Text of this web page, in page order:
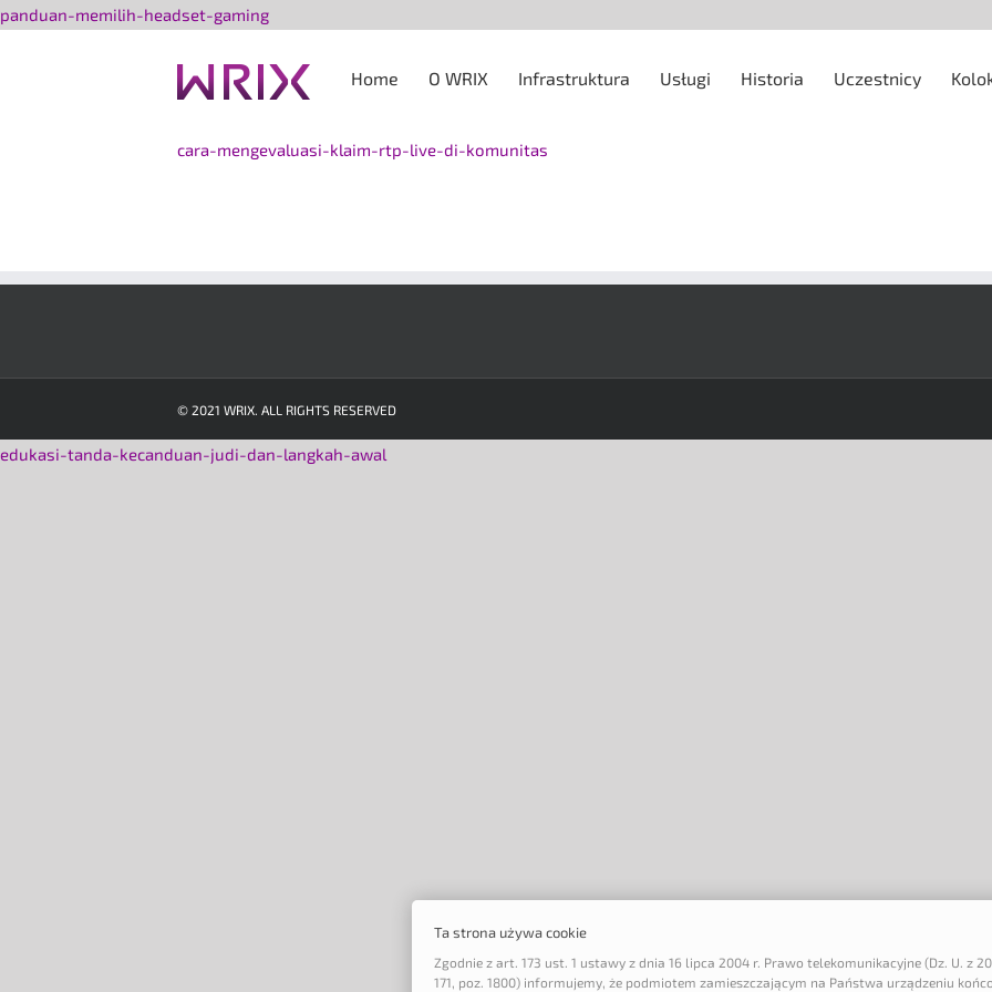
panduan-memilih-headset-gamingPrzejdź
zawartości Home O WRIX Infrastruktura Usługi Historia Uczestnicy
cara-mengevaluasi-klaim-rtp-live-di-komunitas
© 2021 WRIX. ALL RIGHTS RESERVED
edukasi-tanda-kecanduan-judi-dan-langkah-awal
Ta strona używa cookie
Zgodnie z art. 173 ust. 1 ustawy z dnia 16 lipca 2004 r. Prawo telekomunikacyjne (Dz. U. z
171, poz. 1800) informujemy, że podmiotem zamieszczającym na Państwa urządzeniu